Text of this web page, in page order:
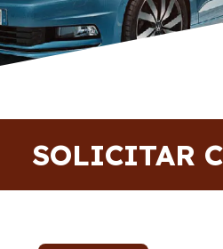
SOLICITAR